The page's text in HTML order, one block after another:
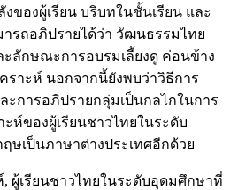
ของผู้เรียน บริบทในชั้นเรียน และ
รถอภิปรายได้ว่า วัฒนธรรมไทย
ลักษณะการอบรมเลี้ยงดู ค่อนข้าง
ราะห์ นอกจากนี้ยังพบว่าวิธีการ
ะการอภิปรายกลุ่มเป็นกลไกในการ
ห์ของผู้เรียนชาวไทยในระดับ
ษเป็นภาษาต่างประเทศอีกด้วย
, ผู้เรียนชาวไทยในระดับอุดมศึกษาที่